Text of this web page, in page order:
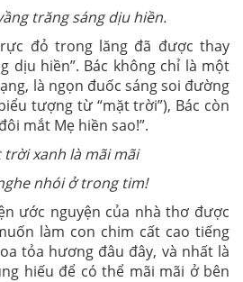
trăng sáng dịu hiền.
đỏ trong lăng đã được thay
dịu hiền”. Bác không chỉ là một
là ngọn đuốc sáng soi đường
tượng từ “mặt trời”), Bác còn
mắt Mẹ hiền sao!”.
trời xanh là mãi mãi
nhói ở trong tim!
ước nguyện của nhà thơ được
làm con chim cất cao tiếng
tỏa hương đâu đây, và nhất là
hiếu để có thể mãi mãi ở bên